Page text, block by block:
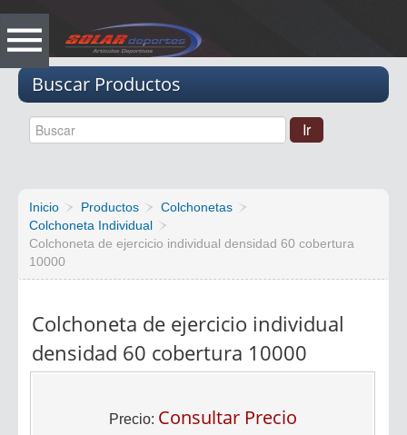
Buscar Productos
Inicio Productos
Colchonetas
Colchoneta Individual
Colchoneta de ejercicio individual densidad 60 cobertura
10000
Colchoneta de ejercicio individual
densidad 60 cobertura 10000
Precio: Consultar Precio